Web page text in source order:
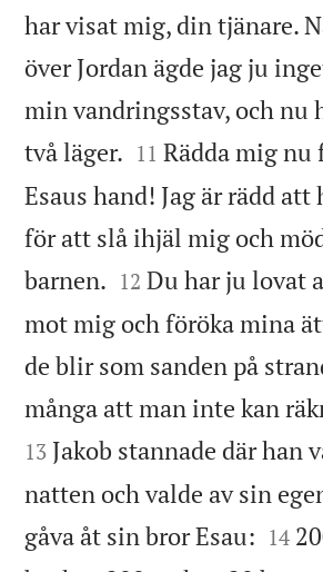
har visat mig, din tjänare.
över Jordan ägde jag ju
min vandringsstav, och nu
två läger. 

11 Rädda mig
Esaus hand! Jag är rädd
för att slå ihjäl mig och
barnen. 

12 Du har ju lovat
mot mig och föröka mina
de blir som sanden på
många att man inte kan
13 Jakob stannade där han
natten och valde av sin
gåva åt sin bror Esau: 

14